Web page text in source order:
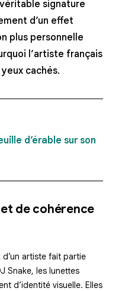
signature
d’un effet
plus personnelle
l’artiste français
cachés.
d’érable sur son
et de cohérence
d’un artiste fait partie
Snake, les lunettes
d’identité visuelle. Elles